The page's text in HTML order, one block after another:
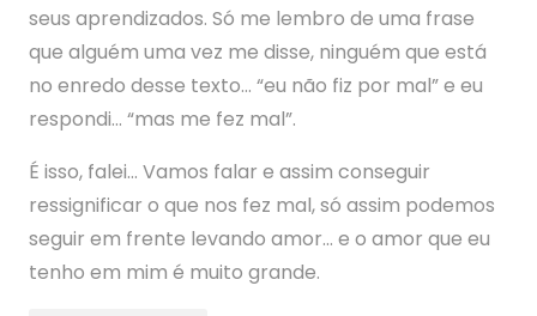
seus aprendizados. Só me lembro de uma frase
que alguém uma vez me disse, ninguém que está
no enredo desse texto… “eu não fiz por mal” e eu
respondi… “mas me fez mal”.
É isso, falei… Vamos falar e assim conseguir
ressignificar o que nos fez mal, só assim podemos
seguir em frente levando amor… e o amor que eu
tenho em mim é muito grande.